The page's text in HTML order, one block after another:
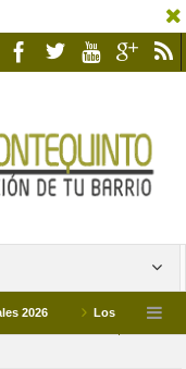
Los Campus de